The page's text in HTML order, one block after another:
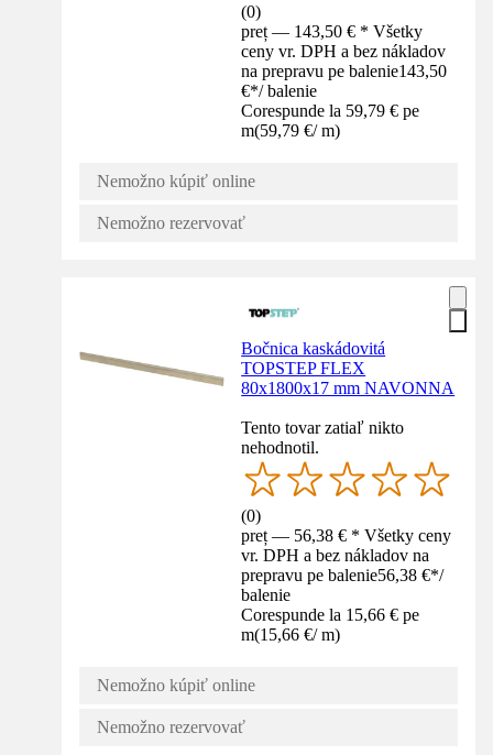
(0)
preț — 143,50 € * Všetky
ceny vr. DPH a bez nákladov
na prepravu pe balenie143,50
€*/ balenie
Corespunde la 59,79 € pe
m(59,79 €/ m)
Nemožno kúpiť online
Nemožno rezervovať
Bočnica kaskádovitá
TOPSTEP FLEX
80x1800x17 mm NAVONNA
Tento tovar zatiaľ nikto
nehodnotil.
(0)
preț — 56,38 € * Všetky ceny
vr. DPH a bez nákladov na
prepravu pe balenie56,38 €*/
balenie
Corespunde la 15,66 € pe
m(15,66 €/ m)
Nemožno kúpiť online
Nemožno rezervovať